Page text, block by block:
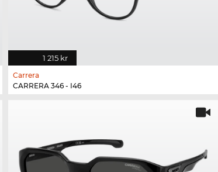
1 215 kr
Carrera
CARRERA 346 - I46